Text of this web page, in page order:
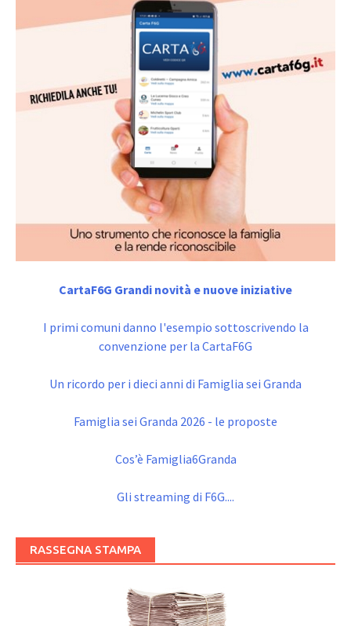
CartaF6G Grandi novità e nuove iniziative
I primi comuni danno l'esempio sottoscrivendo la
convenzione per la CartaF6G
Un ricordo per i dieci anni di Famiglia sei Granda
Famiglia sei Granda 2026 - le proposte
Cos’è Famiglia6Granda
Gli streaming di F6G....
RASSEGNA STAMPA